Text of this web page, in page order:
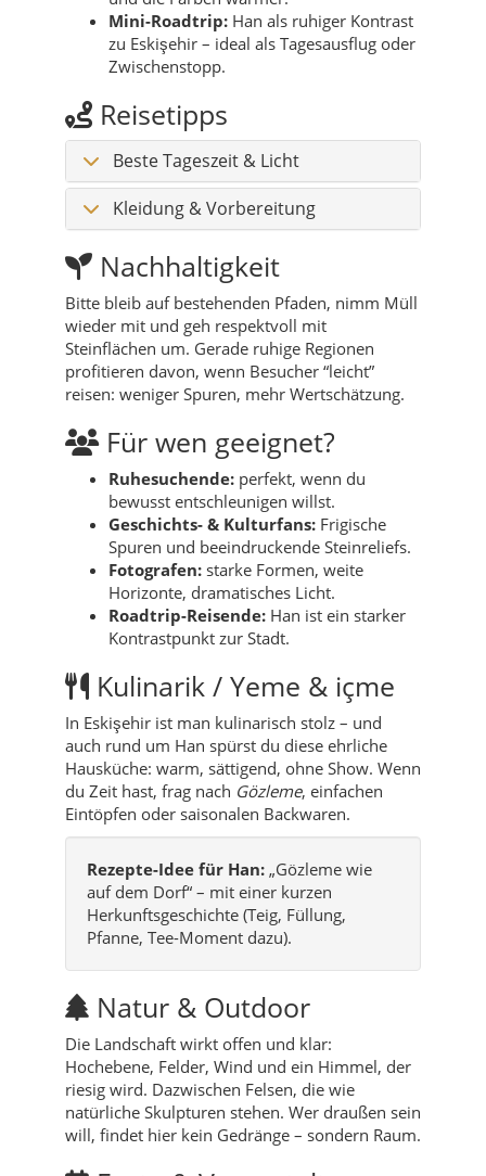
Mini-Roadtrip: Han als ruhiger Kontrast
zu Eskişehir – ideal als Tagesausflug oder
Zwischenstopp.
Reisetipps
Beste Tageszeit & Licht
Kleidung & Vorbereitung
Nachhaltigkeit
Bitte bleib auf bestehenden Pfaden, nimm Müll
wieder mit und geh respektvoll mit
Steinflächen um. Gerade ruhige Regionen
profitieren davon, wenn Besucher “leicht”
reisen: weniger Spuren, mehr Wertschätzung.
Für wen geeignet?
Ruhesuchende: perfekt, wenn du
bewusst entschleunigen willst.
Geschichts- & Kulturfans: Frigische
Spuren und beeindruckende Steinreliefs.
Fotografen: starke Formen, weite
Horizonte, dramatisches Licht.
Roadtrip-Reisende: Han ist ein starker
Kontrastpunkt zur Stadt.
Kulinarik / Yeme & içme
In Eskişehir ist man kulinarisch stolz – und
auch rund um Han spürst du diese ehrliche
Hausküche: warm, sättigend, ohne Show. Wenn
du Zeit hast, frag nach Gözleme, einfachen
Eintöpfen oder saisonalen Backwaren.
Rezepte-Idee für Han: „Gözleme wie
auf dem Dorf“ – mit einer kurzen
Herkunftsgeschichte (Teig, Füllung,
Pfanne, Tee-Moment dazu).
Natur & Outdoor
Die Landschaft wirkt offen und klar:
Hochebene, Felder, Wind und ein Himmel, der
riesig wird. Dazwischen Felsen, die wie
natürliche Skulpturen stehen. Wer draußen sein
will, findet hier kein Gedränge – sondern Raum.